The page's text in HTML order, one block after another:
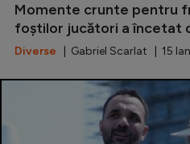
Serie A
Campionate
Starurile
Momente crunte pentru
foștilor jucători a încetat
Diverse | Gabriel Scarlat | 15